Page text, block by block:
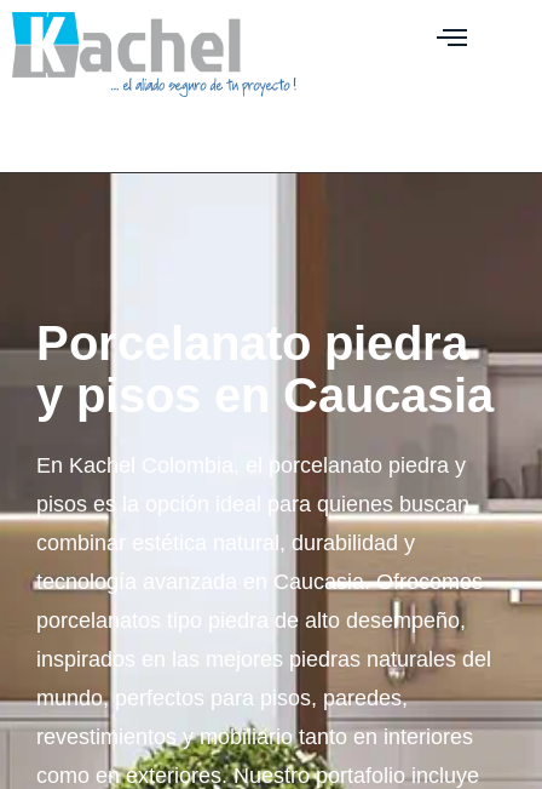
Porcelanato piedra
y pisos en Caucasia
En Kachel Colombia, el porcelanato piedra y
pisos es la opción ideal para quienes buscan
combinar estética natural, durabilidad y
tecnología avanzada en Caucasia. Ofrecemos
porcelanatos tipo piedra de alto desempeño,
inspirados en las mejores piedras naturales del
mundo, perfectos para pisos, paredes,
revestimientos y mobiliario tanto en interiores
como en exteriores. Nuestro portafolio incluye